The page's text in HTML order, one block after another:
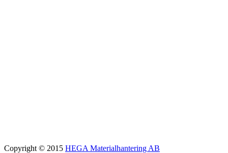
Copyright © 2015 HEGA Materialhantering AB